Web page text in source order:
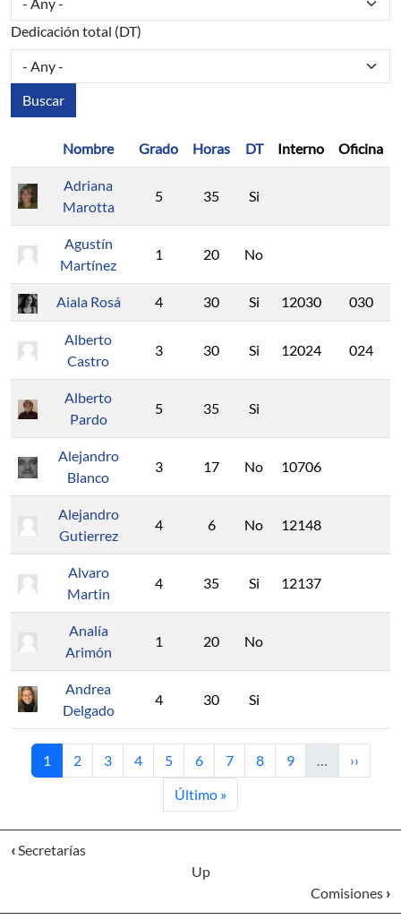
Dedicación total (DT)
Nombre Grado Horas DT Interno Oficina
Adriana
Marotta
5 35 Si
Agustín
Martínez
1 20 No
Aiala Rosá 4 30 Si 12030 030
Alberto
Castro
3 30 Si 12024 024
Alberto
Pardo
5 35 Si
Alejandro
Blanco
3 17 No 10706
Alejandro
Gutierrez
4 6 No 12148
Alvaro
Martin
4 35 Si 12137
Analía
Arimón
1 20 No
Andrea
Delgado
4 30 Si
Current page
1 Page
2 Page
3 Page
4 Page
5 Page
6 Page
7 Page
8 Page
9 … Next
››
Last page
Último »
‹Secretarías
Up
Comisiones ›